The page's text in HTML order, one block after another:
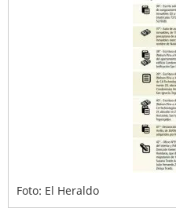
Foto: El Heraldo